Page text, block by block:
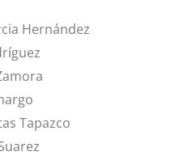
Hernández
Tapazco